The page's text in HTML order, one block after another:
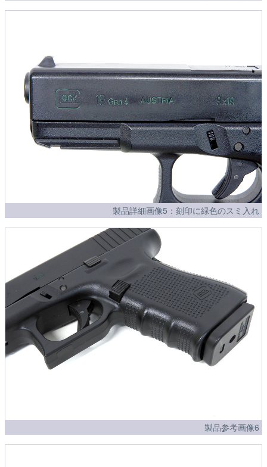
製品詳細画像5：刻印に緑色のスミ入れ
製品参考画像6